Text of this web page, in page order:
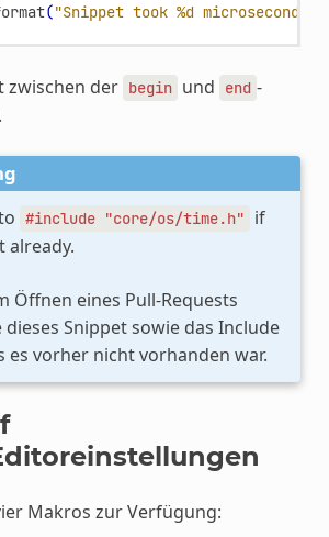
("Snippet took %d microseconds"
zwischen der begin und end -
#include "core/os/time.h"
if
already.
Öffnen eines Pull-Requests
dieses Snippet sowie das Include
es vorher nicht vorhanden war.
Makros zur Verfügung: